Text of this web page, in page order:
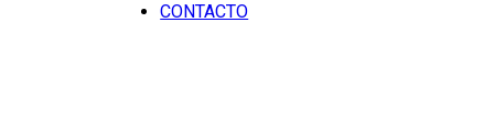
CONTACTO